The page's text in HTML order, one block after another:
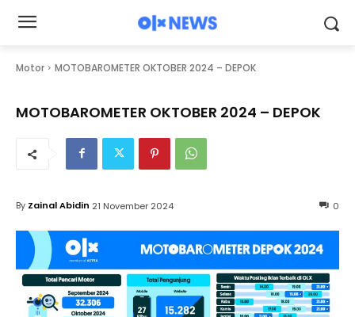
Motor MOTOBAROMETER OKTOBER 2024 – DEPOK
MOTOBAROMETER OKTOBER 2024 – DEPOK
0
By Zainal Abidin 21 November 2024